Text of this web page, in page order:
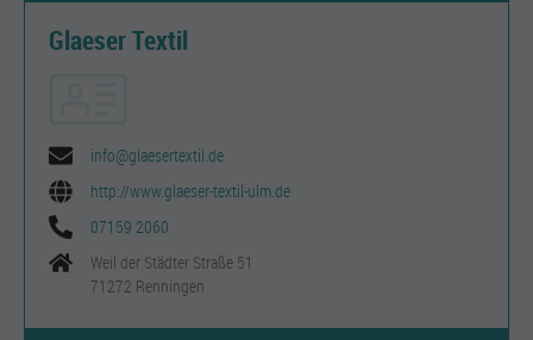
Glaeser Textil
info@glaesertextil.de
http://www.glaeser-textil-ulm.de
07159 2060
Weil der Städter Straße 51
71272 Renningen